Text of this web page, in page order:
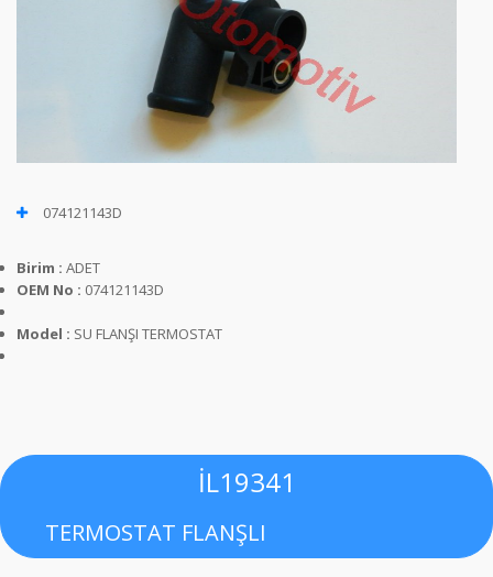
074121143D
Birim : ADET
OEM No : 074121143D
Model : SU FLANŞI TERMOSTAT
İL19341
TERMOSTAT FLANŞLI